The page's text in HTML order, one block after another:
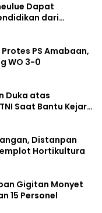
Dapat
dari
PS Amabaan,
WO 3-0
Duka atas
Saat Bantu Kejar
Distanpan
Hortikultura
Gigitan Monyet
15 Personel